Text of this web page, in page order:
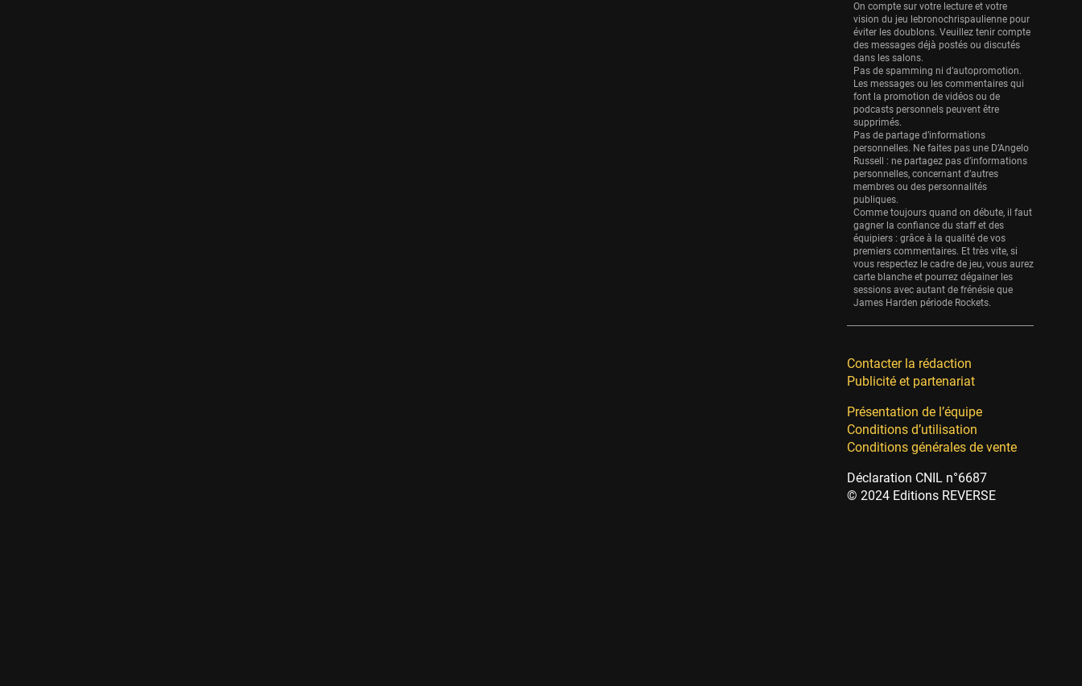
Detroit Pistons
25 sessions
Brooklyn Nets
24 sessions
Sacramento Kings
24 sessions
Utah Jazz
22 sessions
Toronto Raptors
18 sessions
REVERSE
11 sessions
Bleues
0 sessions
On compte sur votre lecture et votre
vision du jeu lebronochrispaulienne pour
éviter les doublons. Veuillez tenir compte
des messages déjà postés ou discutés
dans les salons.
Pas de spamming ni d’autopromotion.
Les messages ou les commentaires qui
font la promotion de vidéos ou de
podcasts personnels peuvent être
supprimés.
Pas de partage d’informations
personnelles. Ne faites pas une D’Angelo
Russell : ne partagez pas d’informations
personnelles, concernant d’autres
membres ou des personnalités
publiques.
Comme toujours quand on débute, il faut
gagner la confiance du staff et des
équipiers : grâce à la qualité de vos
premiers commentaires. Et très vite, si
vous respectez le cadre de jeu, vous aurez
carte blanche et pourrez dégainer les
sessions avec autant de frénésie que
James Harden période Rockets.
Contacter la rédaction
Publicité et partenariat
Présentation de l’équipe
Conditions d’utilisation
Conditions générales de vente
Déclaration CNIL n°6687
© 2024 Editions REVERSE